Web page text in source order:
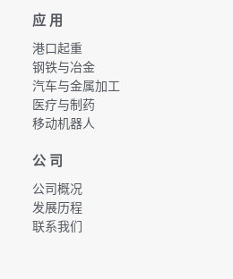
应 用
港口起重
钢铁与冶金
汽车与金属加工
医疗与制药
移动机器人
公 司
公司概况
发展历程
联系我们